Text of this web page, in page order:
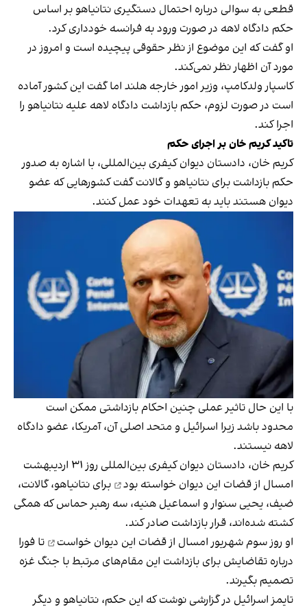
قطعی به سوالی درباره احتمال دستگیری نتانیاهو بر اساس
حکم دادگاه لاهه در صورت ورود به فرانسه خودداری کرد.
او گفت که این موضوع از نظر حقوقی پیچیده است و امروز در
مورد آن اظهار نظر نمی‌کند.
کاسپار ولدکامپ، وزیر امور خارجه هلند اما گفت این کشور آماده
است در صورت لزوم، حکم بازداشت دادگاه لاهه علیه نتانیاهو را
اجرا کند.
تاکید کریم خان بر اجرای حکم
کریم خان، دادستان دیوان کیفری بین‌المللی، با اشاره به صدور
حکم بازداشت برای نتانیاهو و گالانت گفت کشورهایی که عضو
دیوان هستند باید به تعهدات خود عمل کنند.
با این‌ حال تاثیر عملی چنین احکام بازداشتی ممکن است
محدود باشد زیرا اسرائیل و متحد اصلی آن، آمریکا، عضو دادگاه
لاهه نیستند.
کریم خان، دادستان دیوان کیفری بین‌المللی روز ۳۱ اردیبهشت
امسال از قضات این دیوان خواسته بود
برای نتانیاهو، گالانت،
ضیف، یحیی سنوار و اسماعیل هنیه، سه رهبر حماس که همگی
کشته شده‌اند، قرار بازداشت صادر کند.
او روز سوم شهریور امسال از قضات این دیوان خواست
تا فورا
درباره تقاضایش برای بازداشت این مقام‌های مرتبط با جنگ غزه
تصمیم بگیرند.
تایمز اسرائیل در گزارشی نوشت که این حکم، نتانیاهو و دیگر